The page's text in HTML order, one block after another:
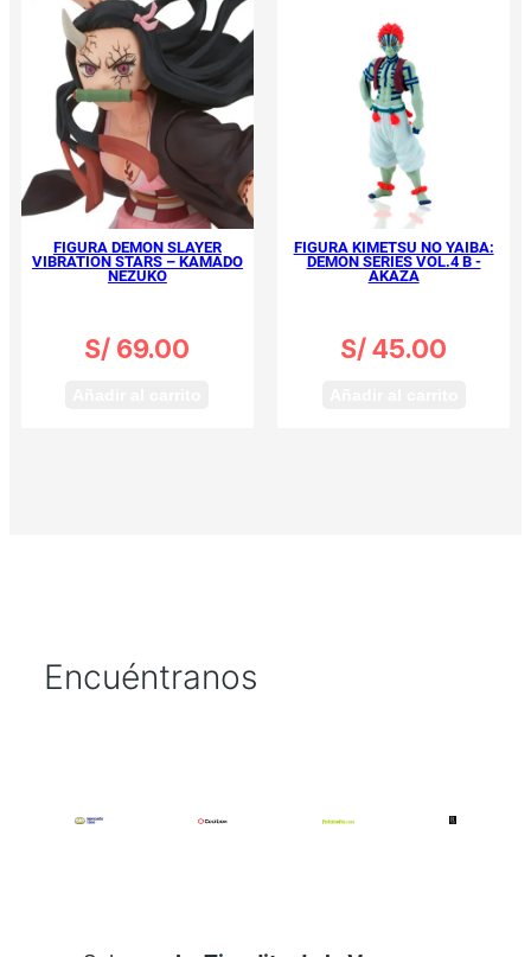
FIGURA DEMON SLAYER
VIBRATION STARS – KAMADO
NEZUKO
S/ 69.00
FIGURA KIMETSU NO YAIBA:
DEMON SERIES VOL.4 B -
AKAZA
S/45.00
Encuéntranos